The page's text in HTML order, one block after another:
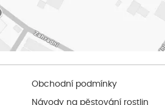
Obchodní podmínky
Návody na pěstování rostlin